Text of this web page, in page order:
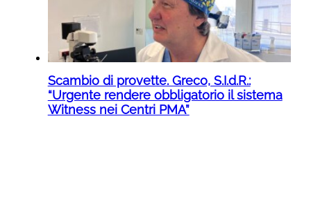
Scambio di provette. Greco, S.I.d.R.:
“Urgente rendere obbligatorio il sistema
Witness nei Centri PMA”